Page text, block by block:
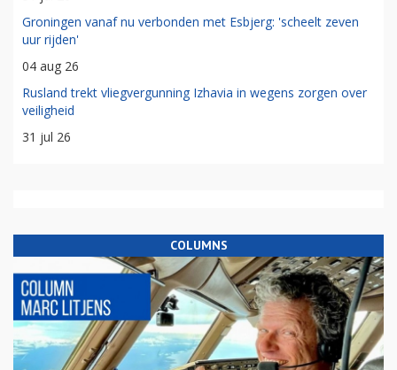
Groningen vanaf nu verbonden met Esbjerg: 'scheelt zeven
uur rijden'
04 aug 26
Rusland trekt vliegvergunning Izhavia in wegens zorgen over
veiligheid
31 jul 26
COLUMNS